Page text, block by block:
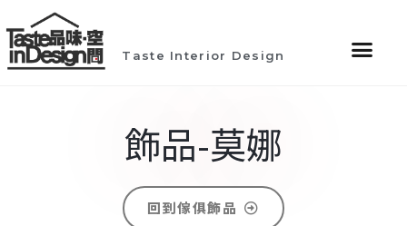
Taste Interior Design
飾品-莫娜
回到傢俱飾品